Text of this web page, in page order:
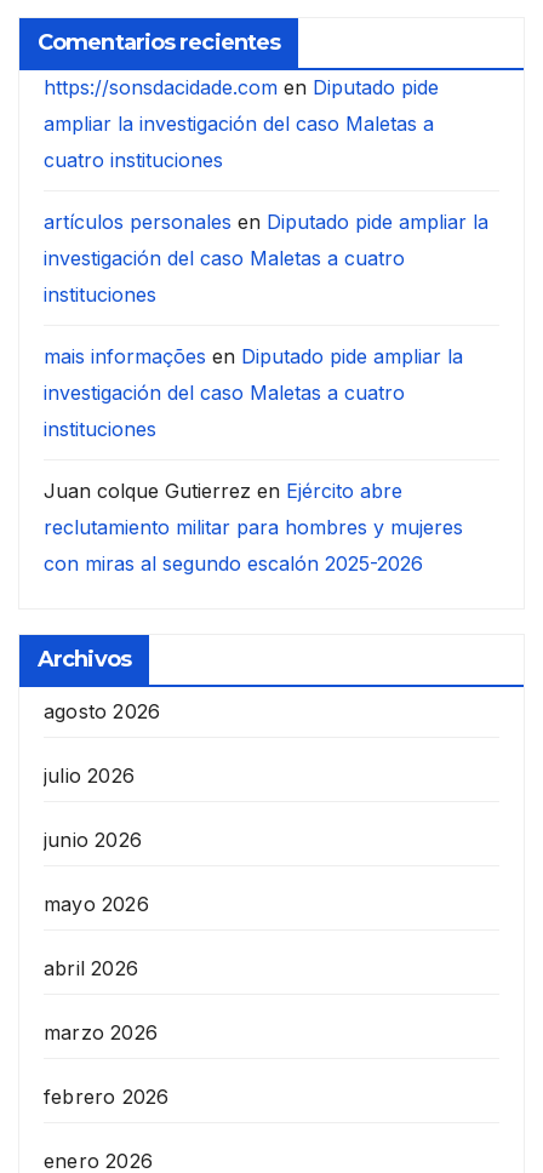
Comentarios recientes
https://sonsdacidade.com en Diputado pide
ampliar la investigación del caso Maletas a
cuatro instituciones
artículos personales en Diputado pide ampliar la
investigación del caso Maletas a cuatro
instituciones
mais informações en Diputado pide ampliar la
investigación del caso Maletas a cuatro
instituciones
Juan colque Gutierrez en Ejército abre
reclutamiento militar para hombres y mujeres
con miras al segundo escalón 2025-2026
Archivos
agosto 2026
julio 2026
junio 2026
mayo 2026
abril 2026
marzo 2026
febrero 2026
enero 2026